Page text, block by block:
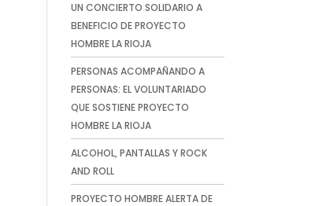
UN CONCIERTO SOLIDARIO A
BENEFICIO DE PROYECTO
HOMBRE LA RIOJA
PERSONAS ACOMPAÑANDO A
PERSONAS: EL VOLUNTARIADO
QUE SOSTIENE PROYECTO
HOMBRE LA RIOJA
ALCOHOL, PANTALLAS Y ROCK
AND ROLL
PROYECTO HOMBRE ALERTA DE